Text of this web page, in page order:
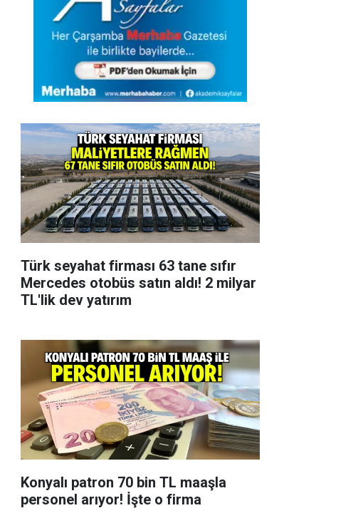
Türk seyahat firması 63 tane sıfır
Mercedes otobüs satın aldı! 2 milyar
TL'lik dev yatırım
Konyalı patron 70 bin TL maaşla
personel arıyor! İşte o firma